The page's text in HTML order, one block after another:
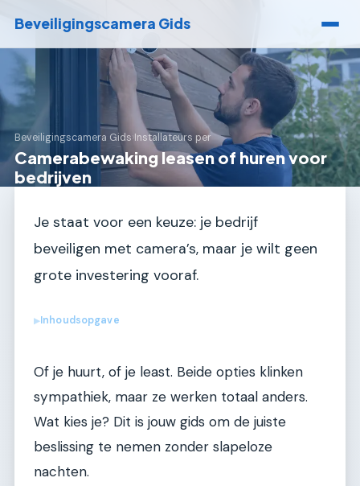
Beveiligingscamera Gids
Beveiligingscamera Gids›Installateurs per
Camerabewaking leasen of huren voor
bedrijven
Je staat voor een keuze: je bedrijf
beveiligen met camera’s, maar je wilt geen
grote investering vooraf.
▶Inhoudsopgave
Of je huurt, of je least. Beide opties klinken
sympathiek, maar ze werken totaal anders.
Wat kies je? Dit is jouw gids om de juiste
beslissing te nemen zonder slapeloze
nachten.